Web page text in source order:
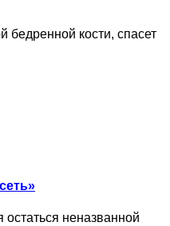
бедренной кости, спасет
неназванной